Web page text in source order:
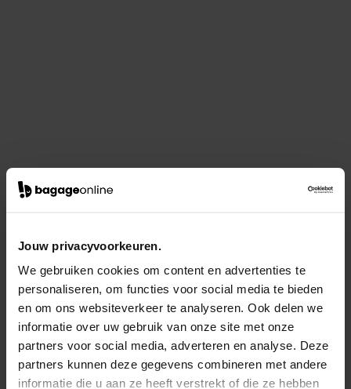
Jouw privacyvoorkeuren.
We gebruiken cookies om content en advertenties te
personaliseren, om functies voor social media te bieden
en om ons websiteverkeer te analyseren. Ook delen we
informatie over uw gebruik van onze site met onze
partners voor social media, adverteren en analyse. Deze
partners kunnen deze gegevens combineren met andere
informatie die u aan ze heeft verstrekt of die ze hebben